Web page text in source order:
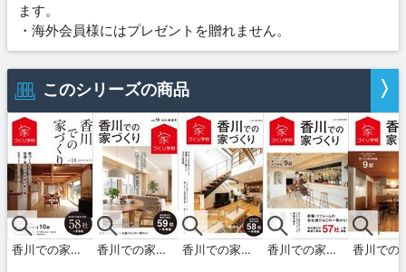
ます。
・海外会員様にはプレゼントを贈れません。
このシリーズの商品 n
香川での家づくり 秋・冬号 vol.18 香川での家づくり 春・夏号 vol.19 香川での家づくり 秋・冬号 vol.20 香川での家づくり 春・夏号 vol.21